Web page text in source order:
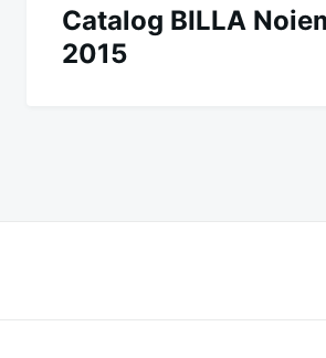
Catalog BILLA
2015